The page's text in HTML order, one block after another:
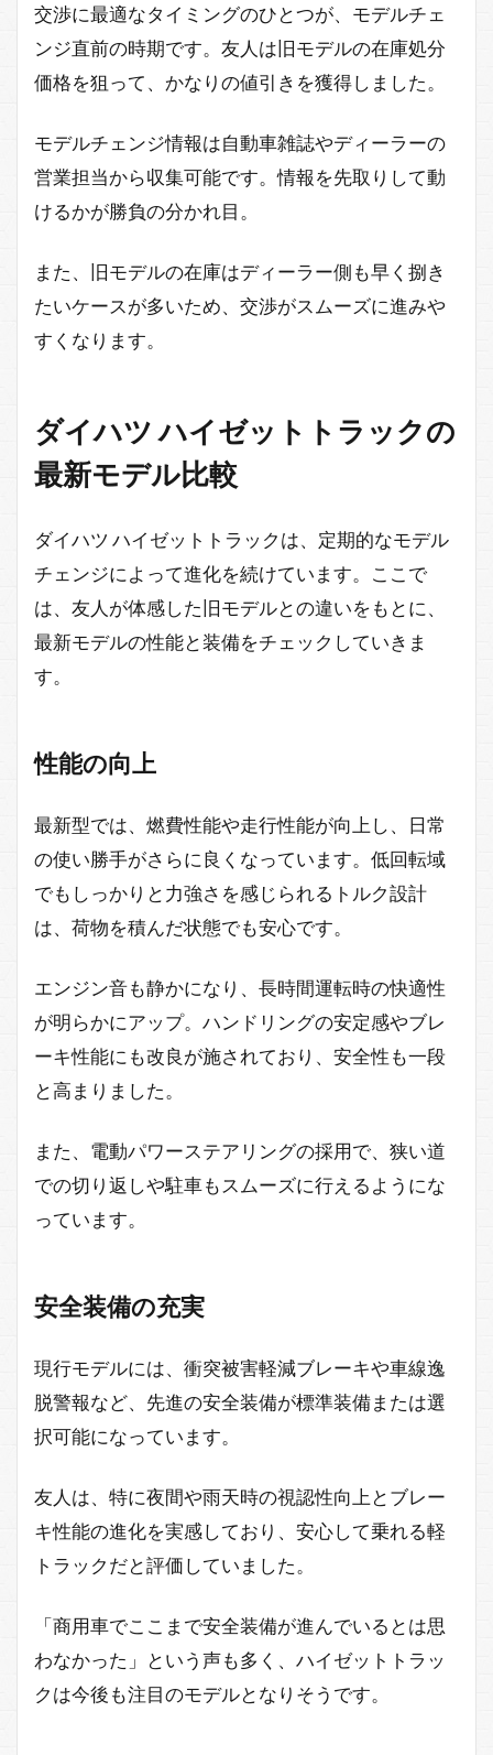
交渉に最適なタイミングのひとつが、モデルチェ
ンジ直前の時期です。友人は旧モデルの在庫処分
価格を狙って、かなりの値引きを獲得しました。
モデルチェンジ情報は自動車雑誌やディーラーの
営業担当から収集可能です。情報を先取りして動
けるかが勝負の分かれ目。
また、旧モデルの在庫はディーラー側も早く捌き
たいケースが多いため、交渉がスムーズに進みや
すくなります。
ダイハツ ハイゼットトラックの
最新モデル比較
ダイハツ ハイゼットトラックは、定期的なモデル
チェンジによって進化を続けています。ここで
は、友人が体感した旧モデルとの違いをもとに、
最新モデルの性能と装備をチェックしていきま
す。
性能の向上
最新型では、燃費性能や走行性能が向上し、日常
の使い勝手がさらに良くなっています。低回転域
でもしっかりと力強さを感じられるトルク設計
は、荷物を積んだ状態でも安心です。
エンジン音も静かになり、長時間運転時の快適性
が明らかにアップ。ハンドリングの安定感やブレ
ーキ性能にも改良が施されており、安全性も一段
と高まりました。
また、電動パワーステアリングの採用で、狭い道
での切り返しや駐車もスムーズに行えるようにな
っています。
安全装備の充実
現行モデルには、衝突被害軽減ブレーキや車線逸
脱警報など、先進の安全装備が標準装備または選
択可能になっています。
友人は、特に夜間や雨天時の視認性向上とブレー
キ性能の進化を実感しており、安心して乗れる軽
トラックだと評価していました。
「商用車でここまで安全装備が進んでいるとは思
わなかった」という声も多く、ハイゼットトラッ
クは今後も注目のモデルとなりそうです。